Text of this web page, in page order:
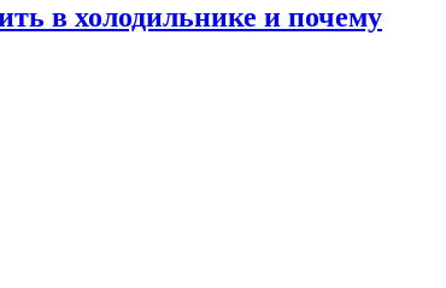
в холодильнике и почему